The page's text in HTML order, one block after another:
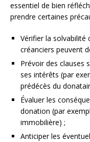
essentiel de bien
prendre certaines
Vérifier la solvabilité
créanciers peuvent
Prévoir des clauses
ses intérêts (par
prédécès du
Évaluer les
donation (par
immobilière) ;
Anticiper les